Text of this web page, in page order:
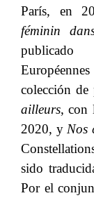
París, en
féminin
publicado
colección
ailleurs, con
2020, y​​ Nos
sido
Por el